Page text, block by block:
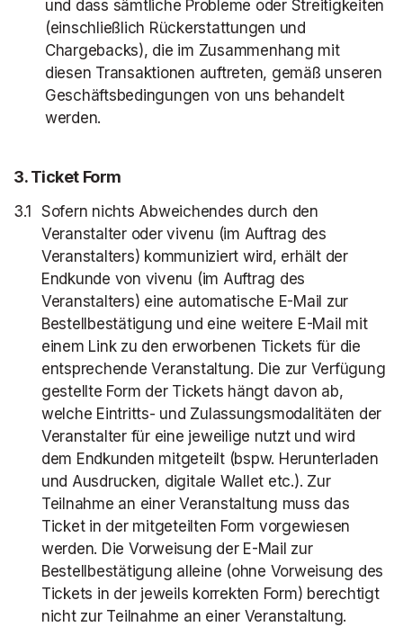
und dass sämtliche Probleme oder Streitigkeiten
(einschließlich Rückerstattungen und
Chargebacks), die im Zusammenhang mit
diesen Transaktionen auftreten, gemäß unseren
Geschäftsbedingungen von uns behandelt
werden.
3. Ticket Form
Sofern nichts Abweichendes durch den
Veranstalter oder vivenu (im Auftrag des
Veranstalters) kommuniziert wird, erhält der
Endkunde von vivenu (im Auftrag des
Veranstalters) eine automatische E-Mail zur
Bestellbestätigung und eine weitere E-Mail mit
einem Link zu den erworbenen Tickets für die
entsprechende Veranstaltung. Die zur Verfügung
gestellte Form der Tickets hängt davon ab,
welche Eintritts- und Zulassungsmodalitäten der
Veranstalter für eine jeweilige nutzt und wird
dem Endkunden mitgeteilt (bspw. Herunterladen
und Ausdrucken, digitale Wallet etc.). Zur
Teilnahme an einer Veranstaltung muss das
Ticket in der mitgeteilten Form vorgewiesen
werden. Die Vorweisung der E-Mail zur
Bestellbestätigung alleine (ohne Vorweisung des
Tickets in der jeweils korrekten Form) berechtigt
nicht zur Teilnahme an einer Veranstaltung.